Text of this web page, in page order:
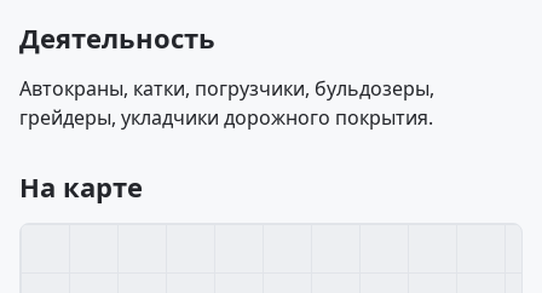
Деятельность
Автокраны, катки, погрузчики, бульдозеры,
грейдеры, укладчики дорожного покрытия.
На карте